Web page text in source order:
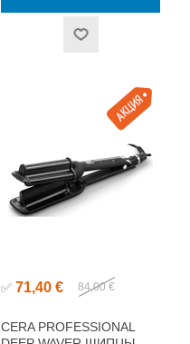
✅ 71,40 € 84,00 €
CERA PROFESSIONAL